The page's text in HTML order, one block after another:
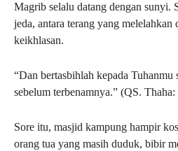
Magrib selalu datang dengan sunyi.
jeda, antara terang yang melelahkan
keikhlasan.
“Dan bertasbihlah kepada Tuhanmu
sebelum terbenamnya.” (QS.
Sore itu, masjid kampung hampir
orang tua yang masih duduk, bibir